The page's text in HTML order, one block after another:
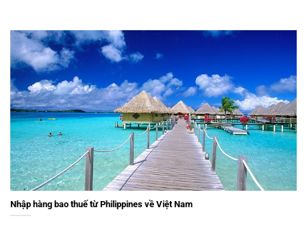
Nhập hàng bao thuế từ Philippines về Việt Nam